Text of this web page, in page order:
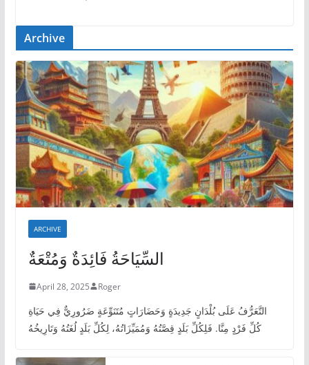
Archive
ARCHIVE
السِّيَاحَةُ فَائِدَةٌ وَمُتْعَةٌ
April 28, 2025 Roger
التَّعَرُّفُ عَلَى بُلْدَانٍ جَدِيدَةٍ وَحَضَارَاتٍ مُتَنَوِّعَةٍ ضَرُورِيٌّ فِي حَيَاةِ
كُلِّ فَرْدٍ مِنَّا. فَلِكُلِّ بَلَدٍ قِصَّتُهُ وَمُمَيِّزَاتُهُ، لِكُلِّ بَلَدٍ لُغَتُهُ وَتَارِيخُهُ